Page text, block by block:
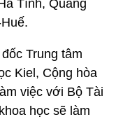
việc điều tra,
không sự cố ô
cá chết hàng